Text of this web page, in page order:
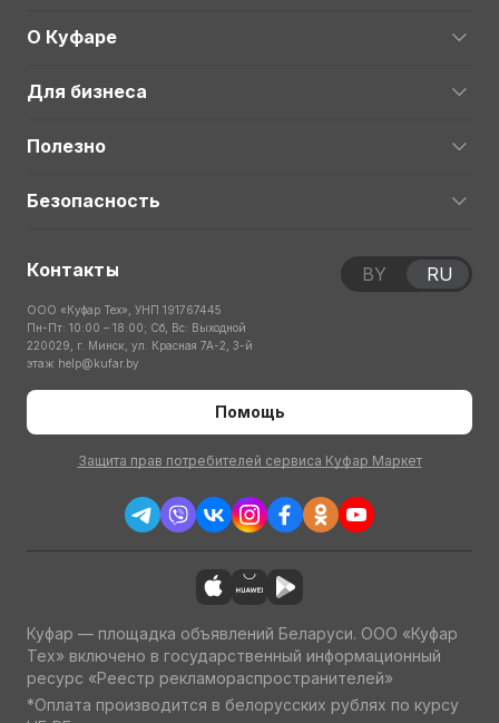
О Куфаре
Для бизнеса
Полезно
Безопасность
Контакты
ООО «Куфар Тех», УНП 191767445
Пн-Пт: 10:00 – 18:00; Сб, Вс: Выходной
220029, г. Минск, ул. Красная 7А-2, 3-й
этаж help@kufar.by
Помощь
Защита прав потребителей сервиса Куфар Маркет
BY RU
Куфар — площадка объявлений Беларуси. ООО «Куфар
Тех» включено в государственный информационный
ресурс «Реестр рекламораспространителей»
*Оплата производится в белорусских рублях по курсу